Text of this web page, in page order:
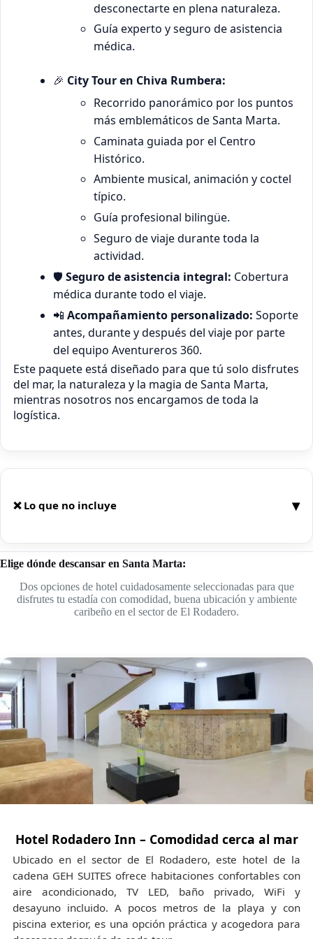
desconectarte en plena naturaleza.
Guía experto y seguro de asistencia
médica.
🎉 City Tour en Chiva Rumbera:
Recorrido panorámico por los puntos
más emblemáticos de Santa Marta.
Caminata guiada por el Centro
Histórico.
Ambiente musical, animación y coctel
típico.
Guía profesional bilingüe.
Seguro de viaje durante toda la
actividad.
🛡️Seguro de asistencia integral: Cobertura
médica durante todo el viaje.
📲Acompañamiento personalizado: Soporte
antes, durante y después del viaje por parte
del equipo Aventureros 360.
Este paquete está diseñado para que tú solo disfrutes
del mar, la naturaleza y la magia de Santa Marta,
mientras nosotros nos encargamos de toda la
logística.
❌ Lo que no incluye ▾
Aunque este paquete es muy completo, es
importante tener clara la información sobre los
servicios no incluidos:
Vuelos internacionales:Los vuelos
tu origen, fechas y disponibilidad. Si lo deseas,
te asesoramos para conseguir la mejor
alternativa.
Alimentación no especificada:
Cenas y almuerzos no mencionados en las
actividades.
Solo incluyen alimentación:
Minca + Taganga + Pozo Azul + Playa
Bahía Concha Parque Tayrona →
almuerzo típico.
Buritaca → desayuno y almuerzo.
City Tour en Chiva → no incluye
alimentación.
Elige dónde descansar en Santa Marta:
Dos opciones de hotel cuidadosamente seleccionadas para que
disfrutes tu estadía con comodidad, buena ubicación y ambiente
caribeño en el sector de El Rodadero.
Hotel Rodadero Inn – Comodidad cerca al mar
Ubicado en el sector de El Rodadero, este hotel de la
cadena GEH SUITES ofrece habitaciones confortables con
aire acondicionado, TV LED, baño privado, WiFi y
desayuno incluido. A pocos metros de la playa y con
piscina exterior, es una opción práctica y acogedora para